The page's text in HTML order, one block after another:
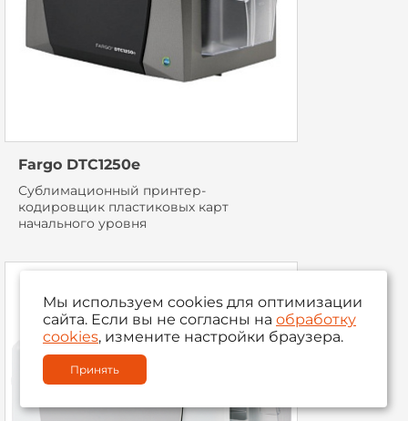
Fargo DTC1250e
Сублимационный принтер-
кодировщик пластиковых карт
начального уровня
Мы используем cookies для оптимизации
сайта. Если вы не согласны наобработку
cookies, измените настройки браузера.
Принять